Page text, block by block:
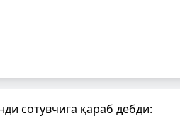
сотувчига қараб дебди: